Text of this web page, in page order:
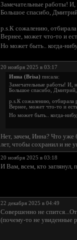
Замечательные работы! И,
Большое спасибо,
p.s.К сожалению,
Вернее, может что-то и
Но может быть.. когда-
20 ноября 2025 в 03:17
Инна (Brisa) писала:
Замечательные работы! И,
Большое спасибо,
p.s.К сожалению, отбирала
Вернее, может что-то и
Но может быть.. когда-
Нет, зачем, Инна? Что уже
лет, чтобы сохранил и не
20 ноября 2025 в 03:18
И Вам, всем, кто
22 декабря 2025 в 04:49
Совершенно не
(почему-то не увиденные